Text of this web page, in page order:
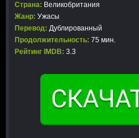
Страна: Великобритания
Жанр: Ужасы
Перевод: Дублированный
Продолжительность: 75 мин.
Рейтинг IMDB: 3.3